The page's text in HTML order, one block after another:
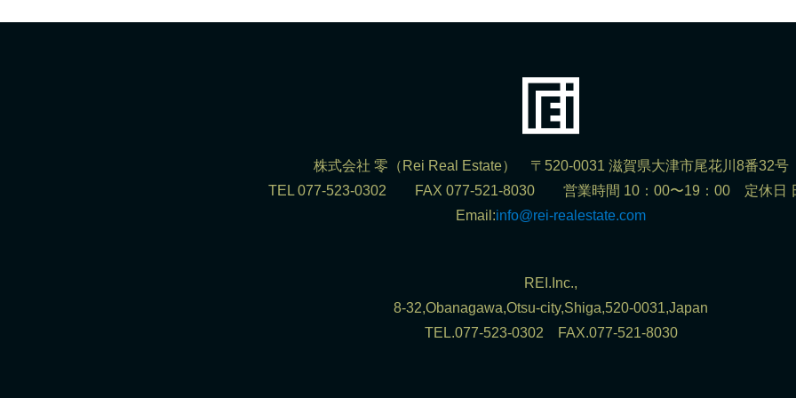
株式会社 零（Rei Real Estate） 〒520-0031 滋賀県大津市尾花川8番32号
TEL 077-523-0302 FAX 077-521-8030 営業時間 10：00〜19：00 定休日
Email:info@rei-realestate.com
REI.Inc.,
8-32,Obanagawa,Otsu-city,Shiga,520-0031,Japan
TEL.077-523-0302 FAX.077-521-8030